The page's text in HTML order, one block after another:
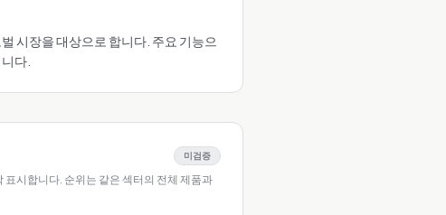
시장을 대상으로 합니다. 주요 기능으
다.
미검증
표시합니다. 순위는 같은 섹터의 전체 제품과